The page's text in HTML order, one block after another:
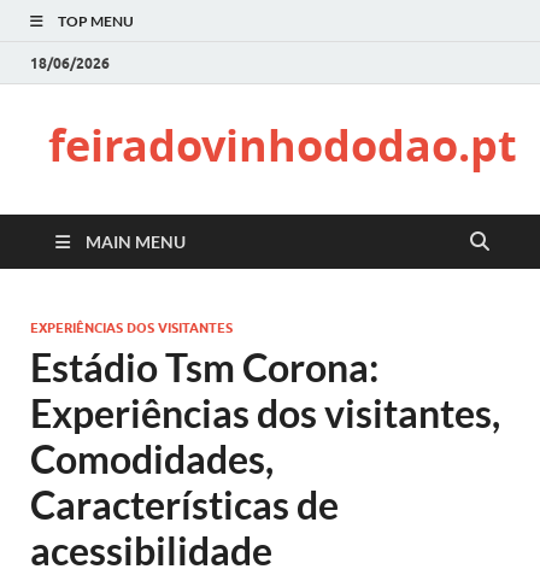
TOP MENU
18/06/2026
feiradovinhododao.pt
MAIN MENU
EXPERIÊNCIAS DOS VISITANTES
Estádio Tsm Corona:
Experiências dos visitantes,
Comodidades,
Características de
acessibilidade